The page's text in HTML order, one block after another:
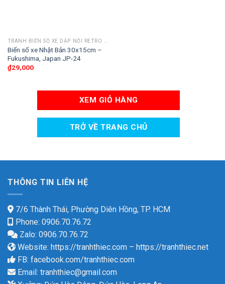
Biển số xe Nhật Bản 30x15cm –
Fukushima, Japan JP-24
₫29,000
XEM GIỎ HÀNG
TRỞ VỀ TRANG CHỦ
THÔNG TIN LIÊN HỆ
7/6 Thành Thái, Phường Diên Hồng, TP. HCM
Phone: 0906.70.76.72
Zalo: 0906.70.76.72
Website: https://tranhthiec.com – https://tranhthiec.net
FB: facebook.com/tranhthiec.com
Email: tranhthiec@gmail.com